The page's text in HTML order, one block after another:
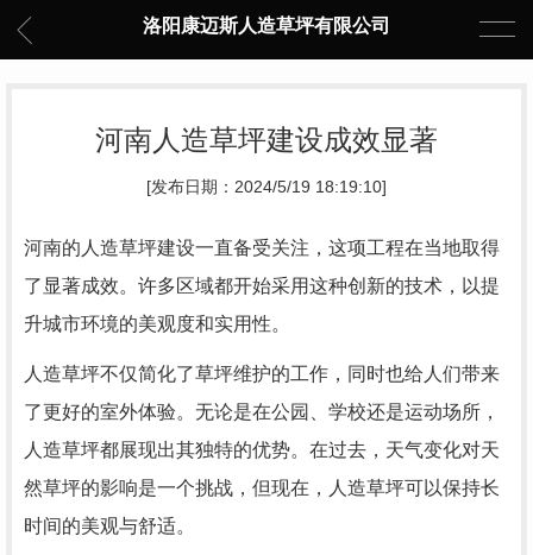
洛阳康迈斯人造草坪有限公司
河南人造草坪建设成效显著
[发布日期：2024/5/19 18:19:10]
河南的人造草坪建设一直备受关注，这项工程在当地取得
了显著成效。许多区域都开始采用这种创新的技术，以提
升城市环境的美观度和实用性。
人造草坪不仅简化了草坪维护的工作，同时也给人们带来
了更好的室外体验。无论是在公园、学校还是运动场所，
人造草坪都展现出其独特的优势。在过去，天气变化对天
然草坪的影响是一个挑战，但现在，人造草坪可以保持长
时间的美观与舒适。